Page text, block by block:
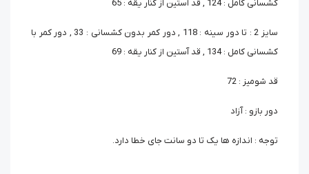
کشسانی کامل : 124 , قد آستین از کنار یقه : 65
سایز 2 : تا دور سینه : 118 , دور کمر بدون کشسانی : 33 , دور کمر با
کشسانی کامل : 134 , قد آستین از کنار یقه : 69
قد شومیز : 72
دور بازو : آزاد
توجه : اندازه ها یک تا دو سانت جای خطا دارد.